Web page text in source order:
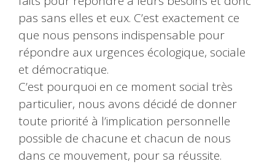
pas sans elles et eux. C’est exactement ce
que nous pensons indispensable pour
répondre aux urgences écologique, sociale
et démocratique.
C’est pourquoi en ce moment social très
particulier, nous avons décidé de donner
toute priorité à l’implication personnelle
possible de chacune et chacun de nous
dans ce mouvement, pour sa réussite.